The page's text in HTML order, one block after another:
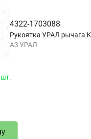
4322-1703088
Рукоятка УРАЛ рычага
АЗ УРАЛ